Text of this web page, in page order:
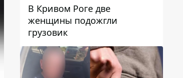
В Кривом Роге две
женщины подожгли
грузовик